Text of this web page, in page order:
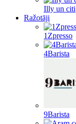
Illy un citi
Ražotāji
1Zpresso
4Barista
9Barista